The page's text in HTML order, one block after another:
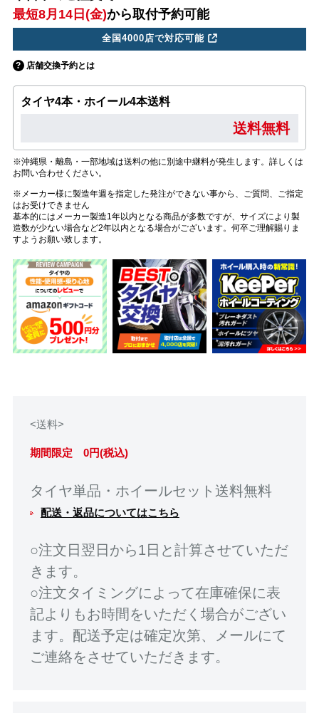
最短8月14日(金)から取付予約可能
全国4000店で対応可能
店舗交換予約とは
タイヤ4本・ホイール4本送料
送料無料
※沖縄県・離島・一部地域は送料の他に別途中継料が発生します。詳しくは
お問い合わせください。
※メーカー様に製造年週を指定した発注ができない事から、ご質問、ご指定
はお受けできません
基本的にはメーカー製造1年以内となる商品が多数ですが、サイズにより製
造数が少ない場合など2年以内となる場合がございます。何卒ご理解賜りま
すようお願い致します。
<送料>
期間限定 0円(税込)
タイヤ単品・ホイールセット送料無料
配送・返品についてはこちら
○注文日翌日から1日と計算させていただ
きます。
○注文タイミングによって在庫確保に表
記よりもお時間をいただく場合がござい
ます。配送予定は確定次第、メールにて
ご連絡をさせていただきます。